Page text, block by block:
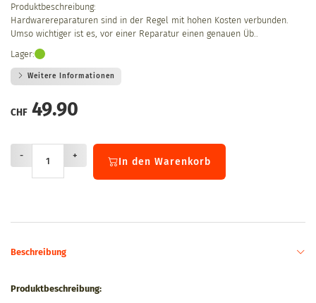
Produktbeschreibung:
Hardwarereparaturen sind in der Regel mit hohen Kosten verbunden.
Umso wichtiger ist es, vor einer Reparatur einen genauen Üb..
Lager:
Weitere Informationen
CHF 49.90
- +
In den Warenkorb
Beschreibung
Produktbeschreibung: